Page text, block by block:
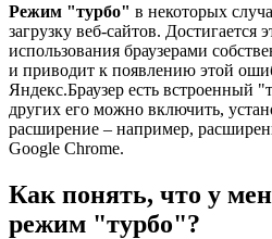
Режим "турбо" в некоторых
загрузку веб-сайтов. Достигается
использования браузерами
и приводит к появлению этой
Яндекс.Браузер есть встроенный
других его можно включить,
расширение – например,
Google Chrome.
Как понять, что у
режим "турбо"?